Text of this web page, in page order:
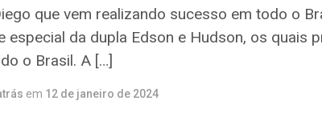
que vem realizando sucesso em todo o
especial da dupla Edson e Hudson, os
o Brasil. A […]
em 12 de janeiro de 2024